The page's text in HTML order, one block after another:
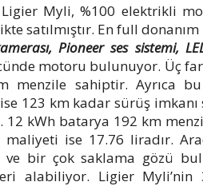
Myli, %100 elektrikli
satılmıştır. En full
Pioneer ses sistemi,
motoru bulunuyor. Üç
menzile sahiptir. Ayrıca
123 km kadar sürüş imkanı
kWh batarya 192 km
ise 17.76 liradır.
ve bir çok saklama gözü
alabiliyor. Ligier Myli’nin